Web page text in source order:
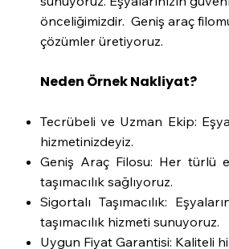
önceliğimizdir. Geniş araç
çözümler üretiyoruz.
Neden Örnek Nakliyat?
Tecrübeli ve Uzman Ekip:
hizmetinizdeyiz.
Geniş Araç Filosu: Her türlü
taşımacılık sağlıyoruz.
Sigortalı Taşımacılık:
taşımacılık hizmeti sunuyoruz.
Uygun Fiyat Garantisi: Kaliteli